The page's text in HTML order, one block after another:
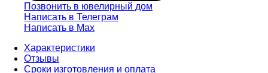
Позвонить в ювелирный дом
Написать в Телеграм
Написать в Мах
Характеристики
Отзывы
Сроки изготовления и оплата